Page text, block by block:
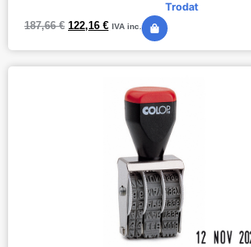
Trodat
187,66€ 122,16 € IVA inc.